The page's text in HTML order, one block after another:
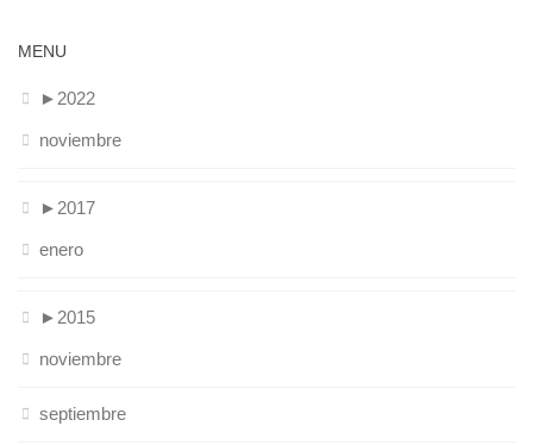
MENU
► 2022
noviembre
► 2017
enero
► 2015
noviembre
septiembre